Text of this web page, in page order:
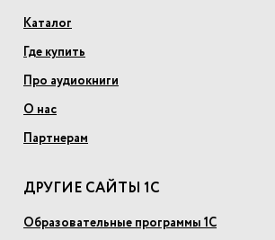
Каталог
Где купить
Про аудиокниги
О нас
Партнерам
ДРУГИЕ САЙТЫ 1С
Образовательные программы 1С